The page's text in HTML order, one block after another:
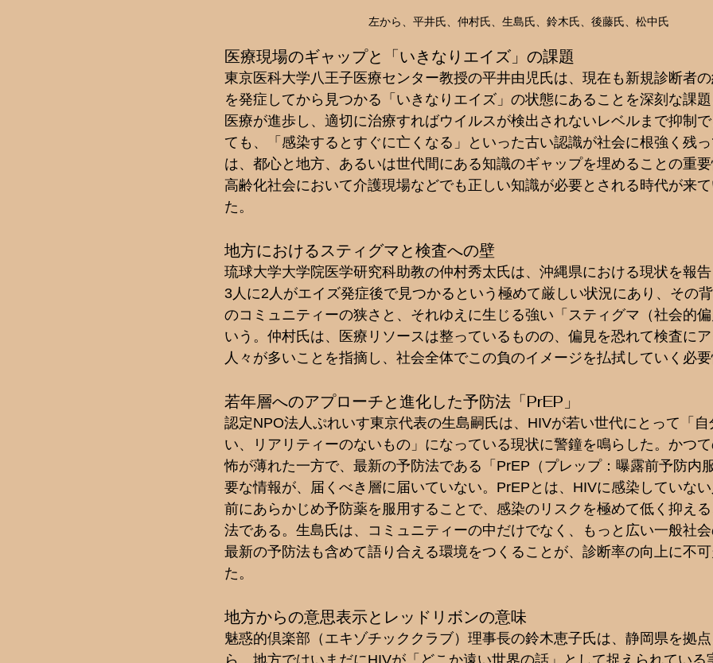
左から、平井氏、仲村氏、生島氏、鈴木氏、後藤氏、松中氏
医療現場のギャップと「いきなりエイズ」の課題
東京医科大学八王子医療センター教授の平井由児氏は、現在も新規診断者
を発症してから見つかる「いきなりエイズ」の状態にあることを深刻な課題
医療が進歩し、適切に治療すればウイルスが検出されないレベルまで抑制
ても、「感染するとすぐに亡くなる」といった古い認識が社会に根強く残
は、都心と地方、あるいは世代間にある知識のギャップを埋めることの重
高齢化社会において介護現場などでも正しい知識が必要とされる時代が来
た。
地方におけるスティグマと検査への壁
琉球大学大学院医学研究科助教の仲村秀太氏は、沖縄県における現状を報
3人に2人がエイズ発症後で見つかるという極めて厳しい状況にあり、その
のコミュニティーの狭さと、それゆえに生じる強い「スティグマ（社会的
いう。仲村氏は、医療リソースは整っているものの、偏見を恐れて検査に
人々が多いことを指摘し、社会全体でこの負のイメージを払拭していく必要
若年層へのアプローチと進化した予防法「PrEP」
認定NPO法人ぷれいす東京代表の生島嗣氏は、HIVが若い世代にとって「
い、リアリティーのないもの」になっている現状に警鐘を鳴らした。かつ
怖が薄れた一方で、最新の予防法である「PrEP（プレップ：曝露前予防内
要な情報が、届くべき層に届いていない。PrEPとは、HIVに感染していな
前にあらかじめ予防薬を服用することで、感染のリスクを極めて低く抑え
法である。生島氏は、コミュニティーの中だけでなく、もっと広い一般社
最新の予防法も含めて語り合える環境をつくることが、診断率の向上に不
た。
地方からの意思表示とレッドリボンの意味
魅惑的倶楽部（エキゾチッククラブ）理事長の鈴木恵子氏は、静岡県を拠
ら、地方ではいまだにHIVが「どこか遠い世界の話」として捉えられている